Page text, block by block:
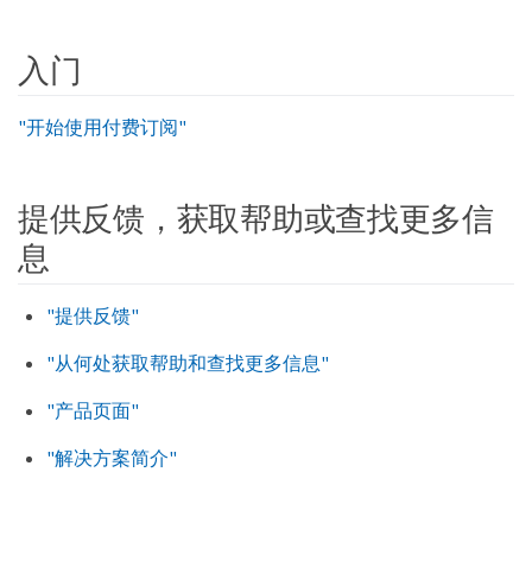
入门
"开始使用付费订阅"
提供反馈，获取帮助或查找更多信
息
"提供反馈"
"从何处获取帮助和查找更多信息"
"产品页面"
"解决方案简介"